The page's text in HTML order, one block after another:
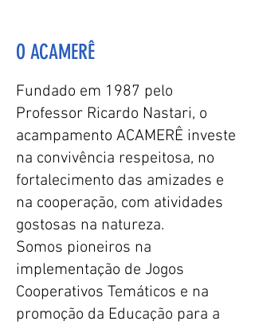
O ACAMERÊ
Fundado em 1987 pelo
Professor Ricardo Nastari, o
acampamento ACAMERÊ investe
na convivência respeitosa, no
fortalecimento das amizades e
na cooperação, com atividades
gostosas na natureza.
Somos pioneiros na
implementação de Jogos
Cooperativos Temáticos e na
promoção da Educação para a